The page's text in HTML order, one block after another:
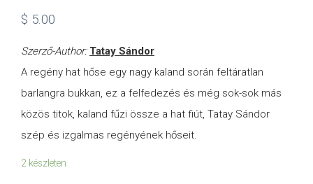
$ 5.00
Szerző-Author: Tatay Sándor
A regény hat hőse egy nagy kaland során feltáratlan
barlangra bukkan, ez a felfedezés és még sok-sok más
közös titok, kaland fűzi össze a hat fiút, Tatay Sándor
szép és izgalmas regényének hőseit.
2 készleten